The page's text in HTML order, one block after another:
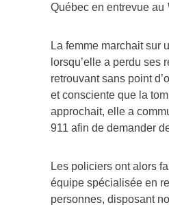
Québec en entrevue au
La femme marchait sur
lorsqu’elle a perdu ses
retrouvant sans point
et consciente que la
approchait, elle a
911 afin de demander
Les policiers ont alors
équipe spécialisée en
personnes, disposant